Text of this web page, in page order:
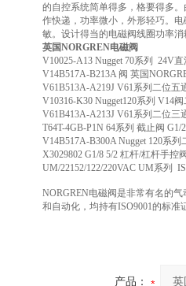
的自控系统简单得多，格要得多
作快递，功率微小，外形轻巧。
敏。设计得当的电磁阀线圈功率
英国NORGREN电磁阀
V10025-A13 Nugget 70系列 24V
V14B517A-B213A 阀 英国
V61B513A-A219J V61系列二位
V10316-K30 Nugget120系列 V14
V61B413A-A213J V61系列二位
T64T-4GB-P1N 64系列 截止阀
V14B517A-B300A Nugget 120系
X3029802 G1/8 5/2 杠杆/杠杆手控
UM/22152/122/220VAC UM系列
NORGREN电磁阀是非常有名的
和自动化，均持有ISO9001的标
产品：